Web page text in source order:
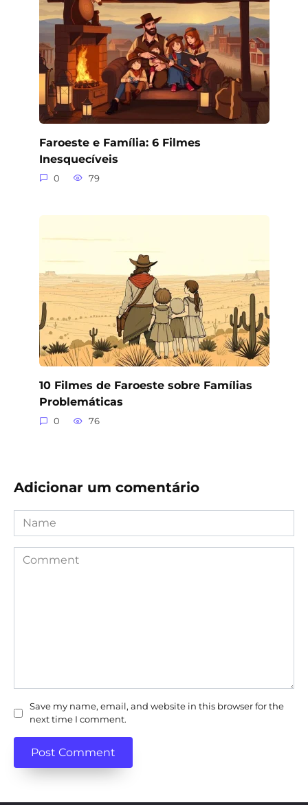
Faroeste e Família: 6 Filmes
Inesquecíveis
0 79
10 Filmes de Faroeste sobre Famílias
Problemáticas
0 76
Adicionar um comentário
Name
Comment
Save my name, email, and website in this browser for the
next time I comment.